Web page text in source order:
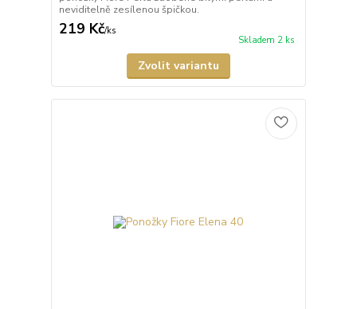
neviditelně zesílenou špičkou.
219 Kč/ks
Skladem 2 ks
Zvolit variantu